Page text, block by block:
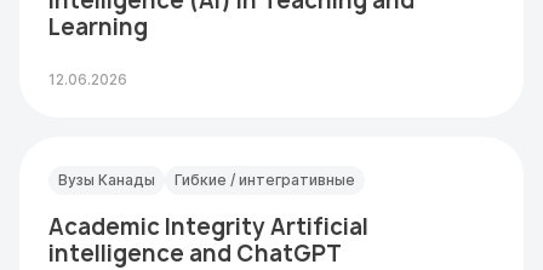
Learning
12.06.2026
Вузы Канады Гибкие / интегративные
Academic Integrity Artificial
intelligence and ChatGPT